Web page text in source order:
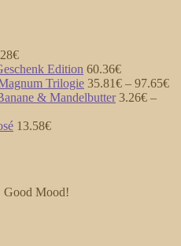
€
Edition 60.36€
Trilogie 35.81€ – 97.65€
& Mandelbutter 3.26€ –
13.58€
Good Mood!